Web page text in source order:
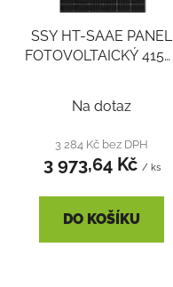
SSY HT-SAAE PANEL
FOTOVOLTAICKÝ 415W
37,48 Isc 14,06A
Na dotaz
3 284 Kč bez DPH
3 973,64 Kč / ks
DO KOŠÍKU